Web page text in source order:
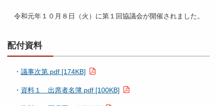
令和元年１０月８日（火）に第１回協議会が開催されました。
配付資料
・ 議事次第.pdf [174KB]
・ 資料１ 出席者名簿.pdf [100KB]